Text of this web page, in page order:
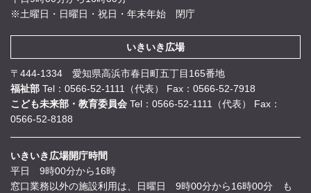
※土曜日・日曜日・祝日・年末年始 閉庁
いきいき広場
〒444-1334 愛知県高浜市春日町五丁目165番地
福祉部 Tel：0566-52-1111（代表）
Fax：0566-52-7918
こども未来部・教育委員会 Tel：0566-52-1111（代表）
Fax：
0566-52-8188
いきいき広場開庁時間
平日 9時00分から16時
窓口業務以外の施設利用は、日曜日 9時00分から16時00分 も